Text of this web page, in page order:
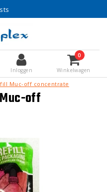
Inloggen
0
Winkelwagen
Muc-off concentrate
off